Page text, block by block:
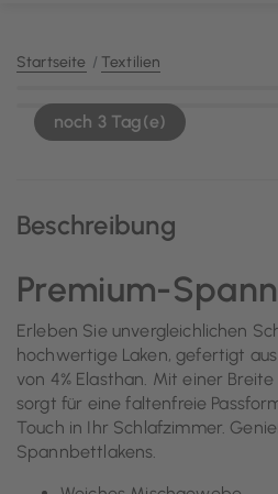
Startseite Textilien
noch 3 Tag(e)
Beschreibung
Premium-
Erleben Sie unvergleichlichen
hochwertige Laken, gefertigt
von 4% Elasthan. Mit einer
sorgt für eine faltenfreie
Touch in Ihr Schlafzimmer.
Spannbettlakens.